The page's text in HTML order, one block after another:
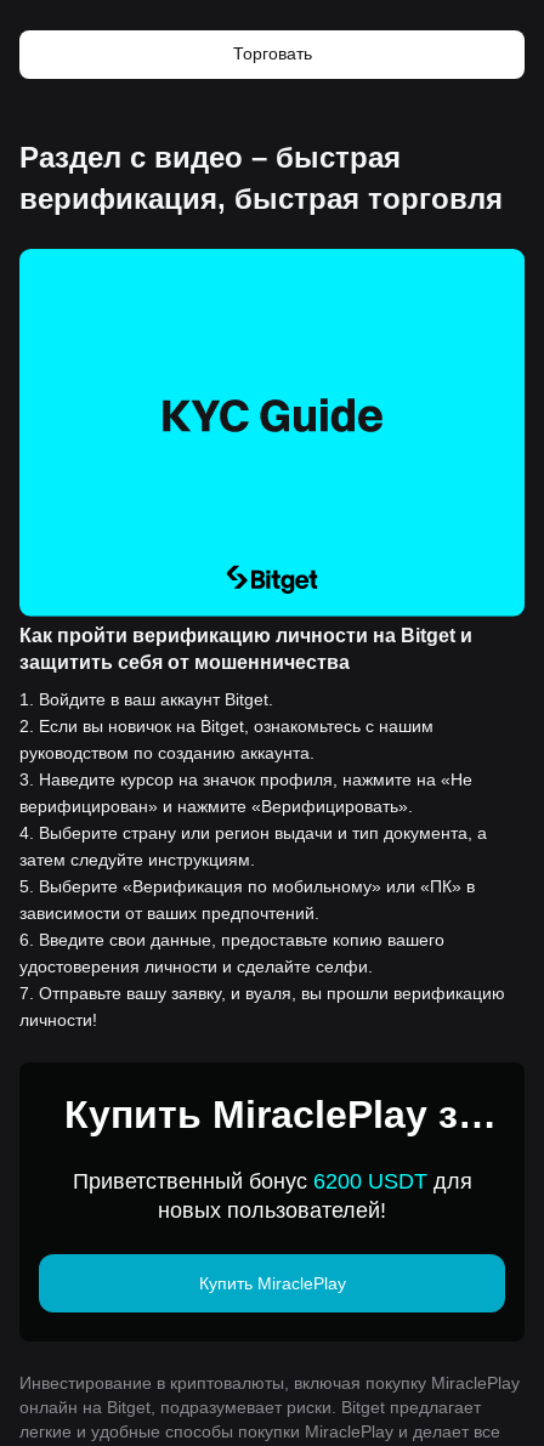
Торговать
Раздел с видео – быстрая
верификация, быстрая торговля
Как пройти верификацию личности на Bitget и
защитить себя от мошенничества
1
Войдите в ваш аккаунт Bitget.
2
Если вы новичок на Bitget, ознакомьтесь с нашим
руководством по созданию аккаунта.
3
Наведите курсор на значок профиля, нажмите на «Не
верифицирован» и нажмите «Верифицировать».
4 Выберите страну или регион выдачи и тип документа, а
затем следуйте инструкциям.
5 Выберите «Верификация по мобильному» или «ПК» в
зависимости от ваших предпочтений.
6
Введите свои данные, предоставьте копию вашего
удостоверения личности и сделайте селфи.
7 Отправьте вашу заявку, и вуаля, вы прошли верификацию
личности!
Купить MiraclePlay за
1USD
Приветственный бонус 6200 USDTдля
новых пользователей!
Купить MiraclePlay
Инвестирование в криптовалюты, включая покупку MiraclePlay
онлайн на Bitget, подразумевает риски. Bitget предлагает
легкие и удобные способы покупки MiraclePlay и делает все